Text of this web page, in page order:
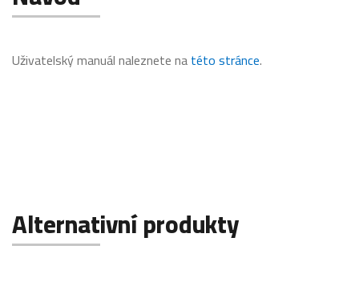
Uživatelský manuál naleznete natéto stránce.
Alternativní produkty